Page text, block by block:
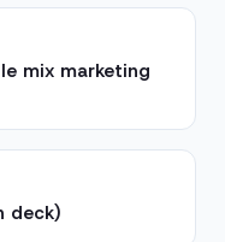
mix marketing
deck)